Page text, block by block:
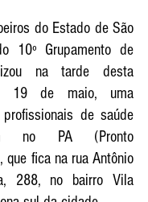
do Estado de São
10º Grupamento de
na tarde desta
19 de maio, uma
profissionais de saúde
no PA (Pronto
que fica na rua Antônio
288, no bairro Vila